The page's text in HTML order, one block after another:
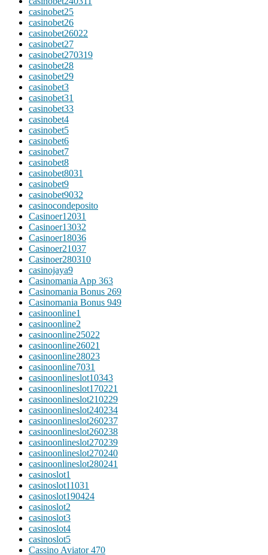
casinobet25
casinobet26
casinobet26022
casinobet27
casinobet270319
casinobet28
casinobet29
casinobet3
casinobet31
casinobet33
casinobet4
casinobet5
casinobet6
casinobet7
casinobet8
casinobet8031
casinobet9
casinobet9032
casinocondeposito
Casinoer12031
Casinoer13032
Casinoer18036
Casinoer21037
Casinoer280310
casinojaya9
Casinomania App 363
Casinomania Bonus 269
Casinomania Bonus 949
casinoonline1
casinoonline2
casinoonline25022
casinoonline26021
casinoonline28023
casinoonline7031
casinoonlineslot10343
casinoonlineslot170221
casinoonlineslot210229
casinoonlineslot240234
casinoonlineslot260237
casinoonlineslot260238
casinoonlineslot270239
casinoonlineslot270240
casinoonlineslot280241
casinoslot1
casinoslot11031
casinoslot190424
casinoslot2
casinoslot3
casinoslot4
casinoslot5
Cassino Aviator 470